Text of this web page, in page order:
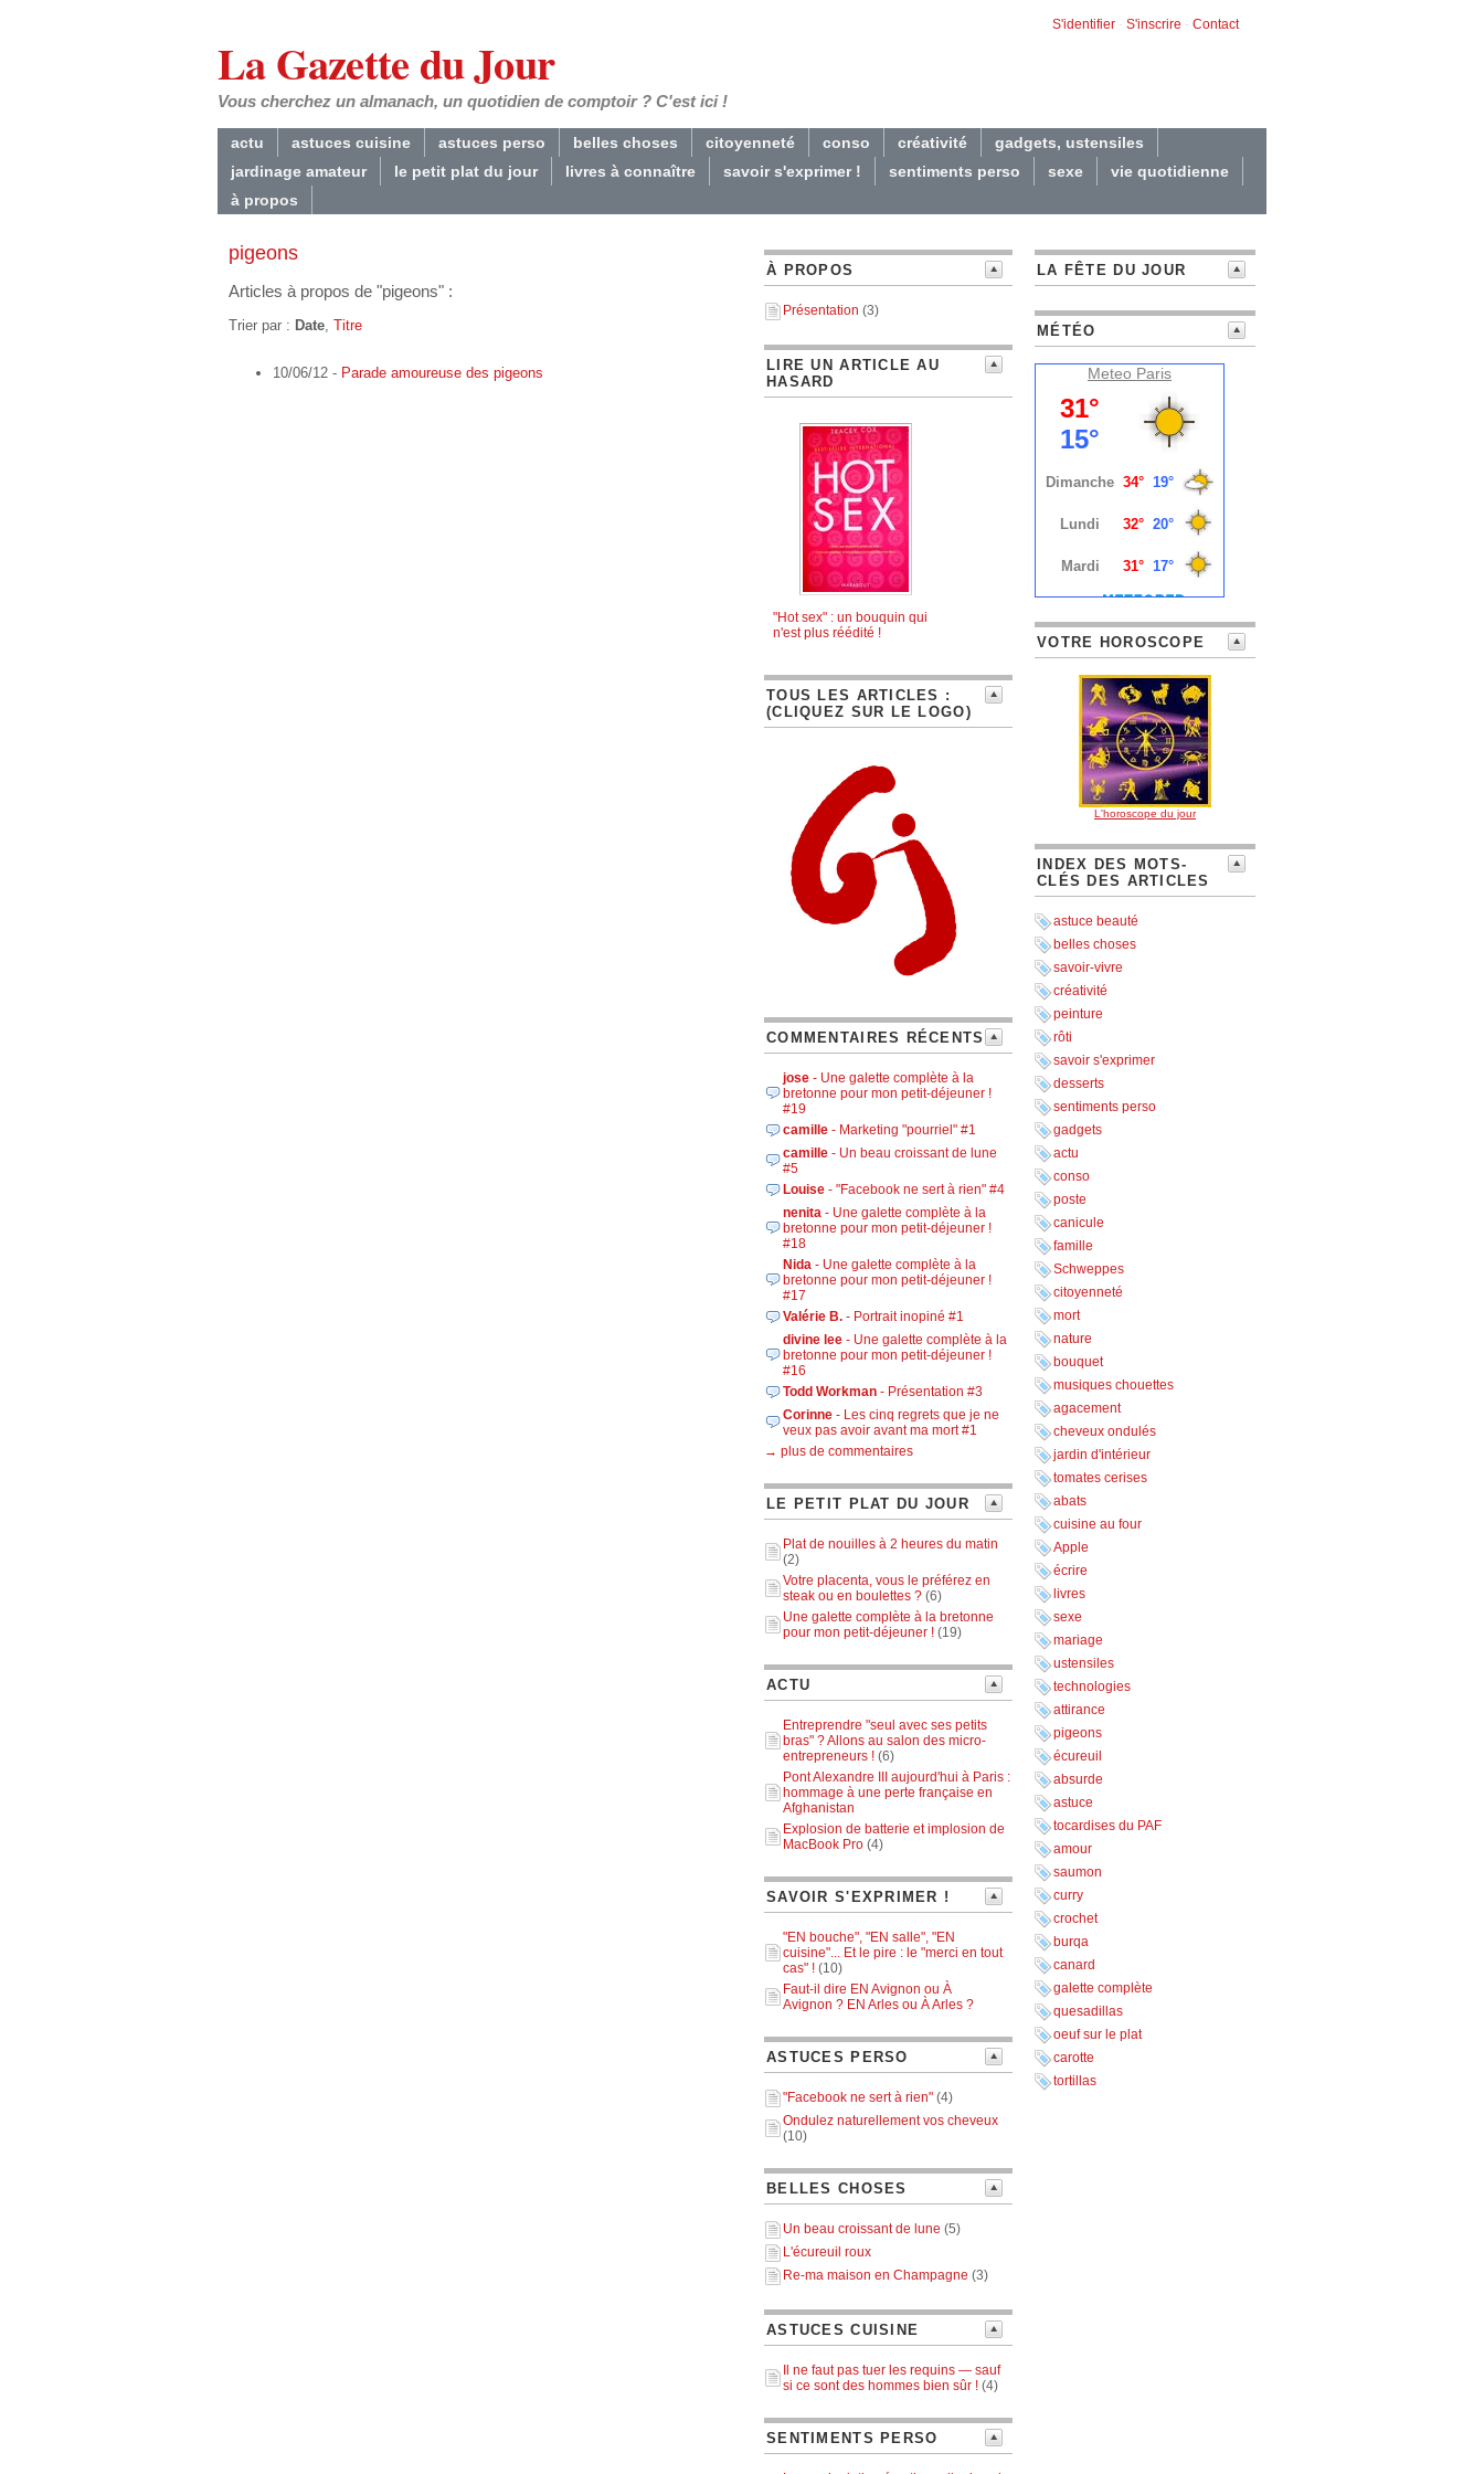
S'identifier - S'inscrire - Contact
La Gazette du Jour
Vous cherchez un almanach, un quotidien de comptoir ? C'est ici !
actu astuces cuisine astuces perso belles choses citoyenneté conso créativité
gadgets, ustensiles
jardinage amateur
le petit plat du jour livres à connaître savoir s'exprimer ! sentiments perso sexe
vie quotidienne
à propos
pigeons
Articles à propos de "pigeons" :
Trier par : Date Titre
10/06/12 - Parade amoureuse des pigeons
À PROPOS
Présentation (3)
LIRE UN ARTICLE AU
HASARD
"Hot sex" : un bouquin qui
n'est plus réédité !
TOUS LES ARTICLES :
(CLIQUEZ SUR LE LOGO)
COMMENTAIRES RÉCENTS
jose - Une galette complète à la
bretonne pour mon petit-déjeuner !
#19
camille - Marketing "pourriel" #1
camille - Un beau croissant de lune
#5
Louise - "Facebook ne sert à rien" #4
nenita - Une galette complète à la
bretonne pour mon petit-déjeuner !
#18
Nida - Une galette complète à la
bretonne pour mon petit-déjeuner !
#17
Valérie B. - Portrait inopiné #1
divine lee - Une galette complète à la
bretonne pour mon petit-déjeuner !
#16
Todd Workman - Présentation #3
Corinne - Les cinq regrets que je ne
veux pas avoir avant ma mort #1
→ plus de commentaires
LE PETIT PLAT DU JOUR
Plat de nouilles à 2 heures du matin
(2)
Votre placenta, vous le préférez en
steak ou en boulettes ? (6)
Une galette complète à la bretonne
pour mon petit-déjeuner ! (19)
ACTU
Entreprendre "seul avec ses petits
bras" ? Allons au salon des micro-
entrepreneurs ! (6)
Pont Alexandre III aujourd'hui à Paris :
hommage à une perte française en
Afghanistan
Explosion de batterie et implosion de
MacBook Pro (4)
SAVOIR S'EXPRIMER !
"EN bouche", "EN salle", "EN
cuisine"... Et le pire : le "merci en tout
cas" ! (10)
Faut-il dire EN Avignon ou À
Avignon ? EN Arles ou À Arles ?
ASTUCES PERSO
"Facebook ne sert à rien" (4)
Ondulez naturellement vos cheveux
(10)
BELLES CHOSES
Un beau croissant de lune (5)
L'écureuil roux
Re-ma maison en Champagne (3)
ASTUCES CUISINE
Il ne faut pas tuer les requins — sauf
si ce sont des hommes bien sûr ! (4)
SENTIMENTS PERSO
LA FÊTE DU JOUR
MÉTÉO
Meteo Paris
VOTRE HOROSCOPE
L'horoscope du jour
INDEX DES MOTS-
CLÉS DES ARTICLES
astuce beauté
belles choses
savoir-vivre
créativité
peinture
rôti
savoir s'exprimer
desserts
sentiments perso
gadgets
actu
conso
poste
canicule
famille
Schweppes
citoyenneté
mort
nature
bouquet
musiques chouettes
agacement
cheveux ondulés
jardin d'intérieur
tomates cerises
abats
cuisine au four
Apple
écrire
livres
sexe
mariage
ustensiles
technologies
attirance
pigeons
écureuil
absurde
astuce
tocardises du PAF
amour
saumon
curry
crochet
burqa
canard
galette complète
quesadillas
oeuf sur le plat
carotte
tortillas